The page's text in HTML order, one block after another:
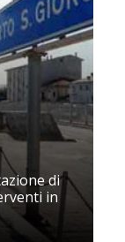
di
in